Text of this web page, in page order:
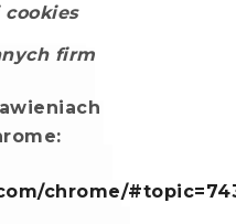
firm
chrome/